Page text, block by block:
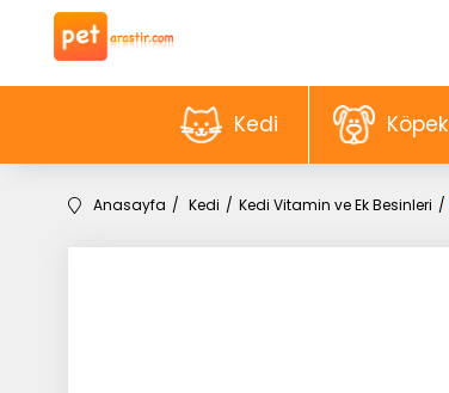
Kedi Köpek
Anasayfa Kedi Kedi Vitamin ve Ek Besinleri